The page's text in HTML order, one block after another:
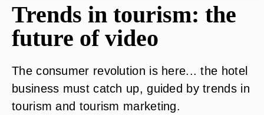
Trends in tourism: the
future of video
The consumer revolution is here... the hotel
business must catch up, guided by trends in
tourism and tourism marketing.